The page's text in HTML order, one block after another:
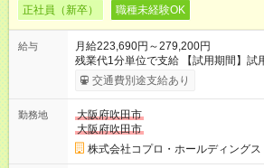
正社員（新卒） 職種未経験OK
給与
月給223,690円～279,200円
残業代1分単位で支給 【試用
交通費別途支給あり
勤務地
大阪府吹田市
大阪府吹田市
株式会社コプロ・ホールディングス